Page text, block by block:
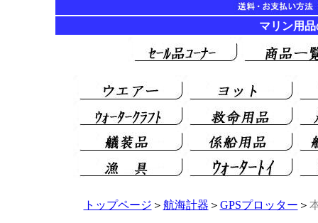
マリン用
トップページ ＞ 航海計器 ＞ GPSプロッター ＞